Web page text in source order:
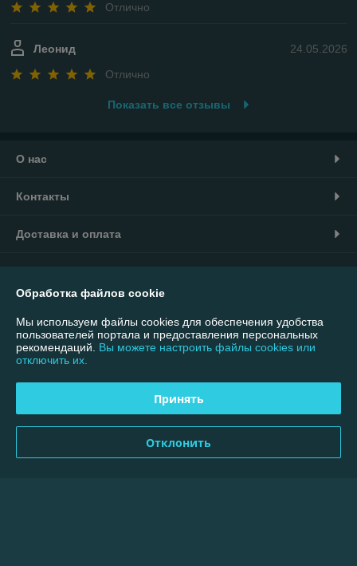
Отлично
24.05.2026
Леонид
Отлично
Показать все отзывы
О нас
Контакты
Доставка и оплата
Политика обработки cookies
Сайт создан на платформе Deal.by
Информация для покупателя
Обработка файлов cookie
Мы используем файлы cookies для обеспечения удобства
пользователей портала и предоставления персональных
рекомендаций. Вы можете настроить файлы cookies или
отключить их.
Принять
Отклонить